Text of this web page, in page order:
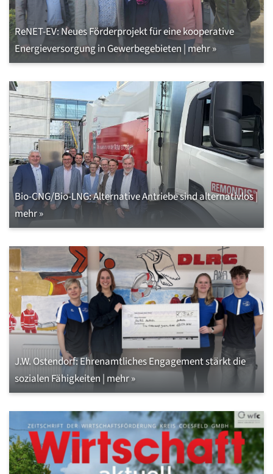
ReNET-EV: Neues Förderprojekt für eine kooperative
Energieversorgung in Gewerbegebieten | mehr »
Bio-CNG/Bio-LNG: Alternative Antriebe sind alternativlos |
mehr »
J.W. Ostendorf: Ehrenamtliches Engagement stärkt die
sozialen Fähigkeiten | mehr »